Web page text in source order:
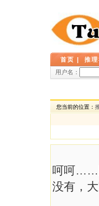
首页 推
用户名：
您当前的位置：
呵呵……
没有，